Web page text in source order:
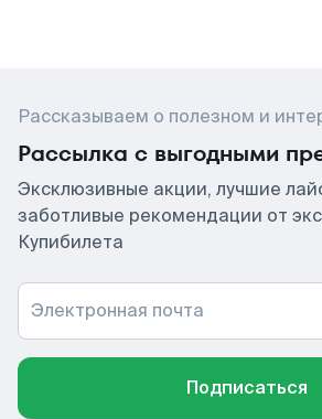
Рассказываем о полезном и
Рассылка с выгодными
Эксклюзивные акции, лучшие
заботливые рекомендации от
Купибилета
Электронная почта
Подписаться